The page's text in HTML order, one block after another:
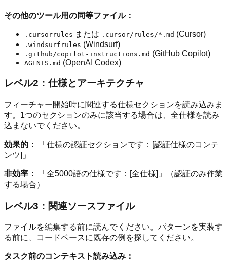
その他のツール用の同等ファイル：
.cursorrules または .cursor/rules/*.md (Cursor)
.windsurfrules (Windsurf)
.github/copilot-instructions.md (GitHub Copilot)
AGENTS.md (OpenAI Codex)
レベル2：仕様とアーキテクチャ
フィーチャー開始時に関連する仕様セクションを読み込みま
す。1つのセクションのみに該当する場合は、全仕様を読み
込まないでください。
効果的：
「仕様の認証セクションです：[認証仕様のコンテ
ンツ]」
非効率：
「全5000語の仕様です：[全仕様]」（認証のみ作業
する場合）
レベル3：関連ソースファイル
ファイルを編集する前に読んでください。パターンを実装す
る前に、コードベースに既存の例を探してください。
タスク前のコンテキスト読み込み：